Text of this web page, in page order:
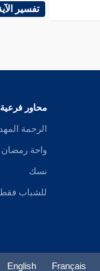
الوجه
غسلها
تفسير
محاور فرعية
الرحمة
واحة رمضان
نسك
للشباب فقط
Français
English